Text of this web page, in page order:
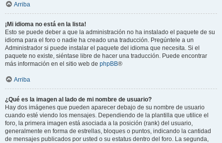
Arriba
¡Mi idioma no está en la lista!
Esto se puede deber a que la administración no ha instalado el paquete de su
idioma para el foro o nadie ha creado una traducción. Pregúntele a un
Administrador si puede instalar el paquete del idioma que necesita. Si el
paquete no existe, siéntase libre de hacer una traducción. Puede encontrar
más información en el sitio web de phpBB®
Arriba
¿Qué es la imagen al lado de mi nombre de usuario?
Hay dos imágenes que pueden aparecer debajo de su nombre de usuario
cuando esté viendo los mensajes. Dependiendo de la plantilla que utilice el
foro, la primera imagen está asociada a la posición (rank) del usuario,
generalmente en forma de estrellas, bloques o puntos, indicando la cantidad
de mensajes publicados por usted o su estatus dentro del foro. La segunda,